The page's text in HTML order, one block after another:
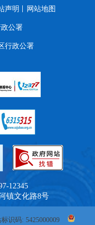
声明 网站地图
公署
行政公署
12345
镇文化路8号
标识码: 5425000009